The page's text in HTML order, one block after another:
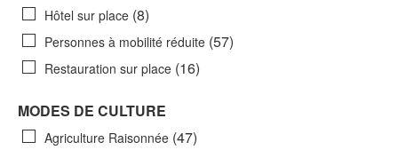
Hôtel sur place (8)
Personnes à mobilité réduite (57)
Restauration sur place (16)
MODES DE CULTURE
Agriculture Raisonnée (47)